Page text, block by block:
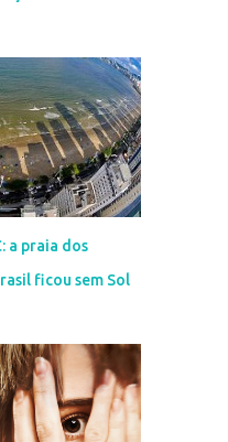
a praia dos
ficou sem Sol